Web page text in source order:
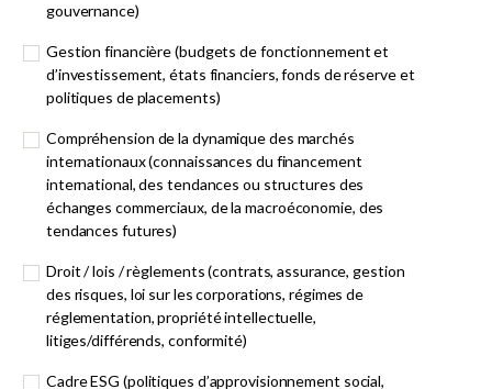
gouvernance)
Gestion financière (budgets de fonctionnement et
d’investissement, états financiers, fonds de réserve et
politiques de placements)
Compréhension de la dynamique des marchés
internationaux (connaissances du financement
international, des tendances ou structures des
échanges commerciaux, de la macroéconomie, des
tendances futures)
Droit / lois / règlements (contrats, assurance, gestion
des risques, loi sur les corporations, régimes de
réglementation, propriété intellectuelle,
litiges/différends, conformité)
Cadre ESG (politiques d’approvisionnement social,